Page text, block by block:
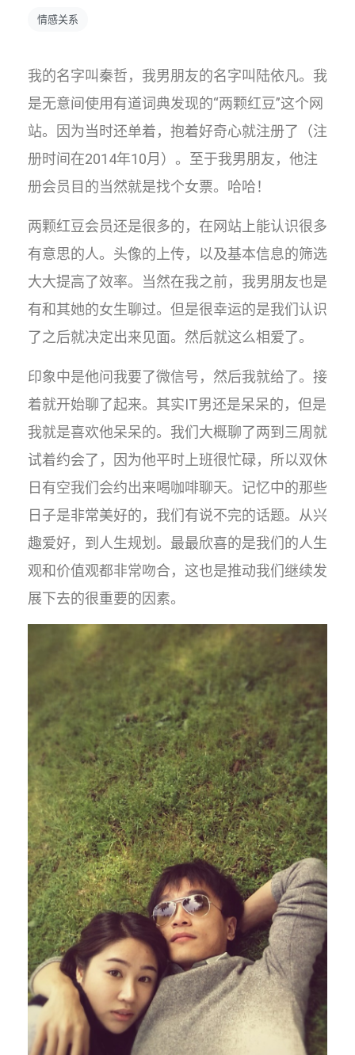
情感关系
我的名字叫秦哲，我男朋友的名字叫陆依凡。我
是无意间使用有道词典发现的“两颗红豆”这个网
站。因为当时还单着，抱着好奇心就注册了（注
册时间在2014年10月）。至于我男朋友，他注
册会员目的当然就是找个女票。哈哈！
两颗红豆会员还是很多的，在网站上能认识很多
有意思的人。头像的上传，以及基本信息的筛选
大大提高了效率。当然在我之前，我男朋友也是
有和其她的女生聊过。但是很幸运的是我们认识
了之后就决定出来见面。然后就这么相爱了。
印象中是他问我要了微信号，然后我就给了。接
着就开始聊了起来。其实IT男还是呆呆的，但是
我就是喜欢他呆呆的。我们大概聊了两到三周就
试着约会了，因为他平时上班很忙碌，所以双休
日有空我们会约出来喝咖啡聊天。记忆中的那些
日子是非常美好的，我们有说不完的话题。从兴
趣爱好，到人生规划。最最欣喜的是我们的人生
观和价值观都非常吻合，这也是推动我们继续发
展下去的很重要的因素。